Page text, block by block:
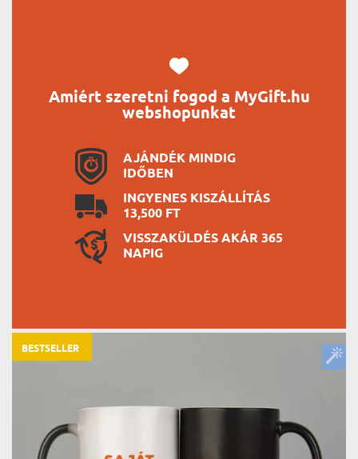
Amiért szeretni fogod a MyGift.hu
webshopunkat
AJÁNDÉK MINDIG
IDŐBEN
INGYENES KISZÁLLÍTÁS
13,500 FT
VISSZAKÜLDÉS AKÁR 365
NAPIG
BESTSELLER